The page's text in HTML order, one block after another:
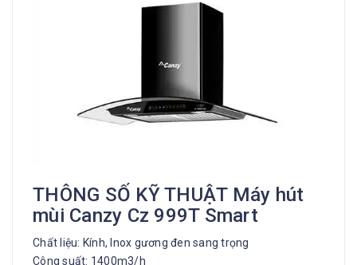
THÔNG SỐ KỸ THUẬT Máy hút
mùi Canzy Cz 999T Smart
Chất liệu: Kính, Inox gương đen sang trọng
Công suất: 1400m3/h